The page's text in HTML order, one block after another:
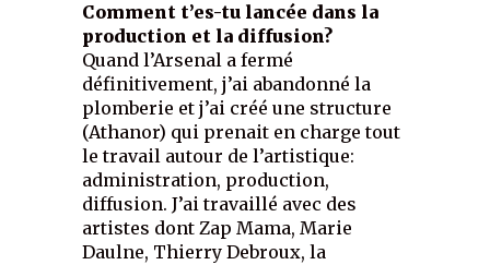
Comment t’es-tu lancée dans la
production et la diffusion?
Quand l’Arsenal a fermé
définitivement, j’ai abandonné la
plomberie et j’ai créé une structure
(Athanor) qui prenait en charge tout
le travail autour de l’artistique:
administration, production,
diffusion. J’ai travaillé avec des
artistes dont Zap Mama, Marie
Daulne, Thierry Debroux, la